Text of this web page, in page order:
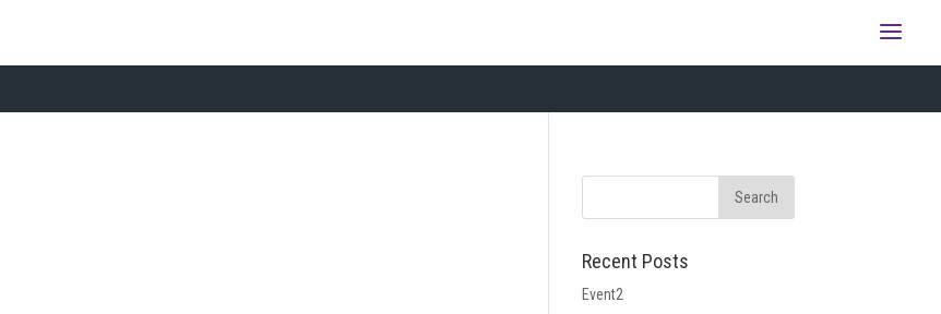
Recent Posts
Event2